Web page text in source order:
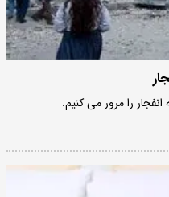
را مرور می کنیم.